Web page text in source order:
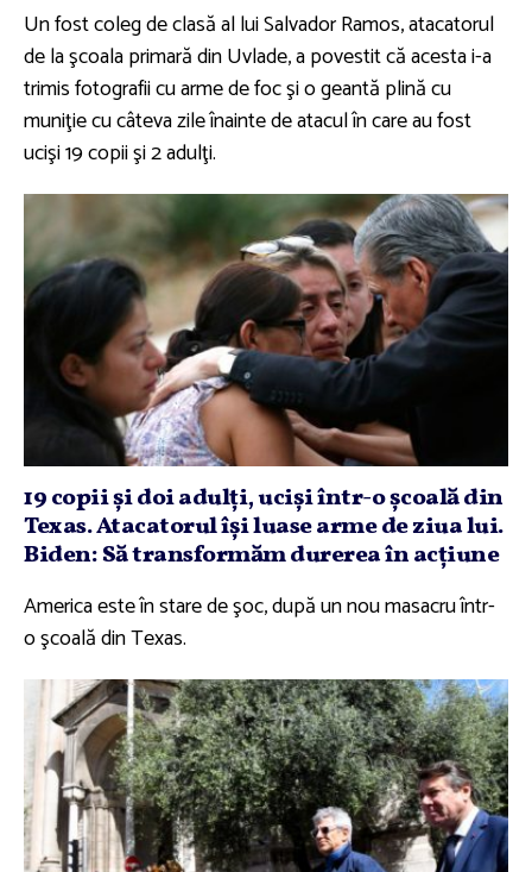
Un fost coleg de clasă al lui Salvador Ramos, atacatorul
de la şcoala primară din Uvlade, a povestit că acesta i-a
trimis fotografii cu arme de foc şi o geantă plină cu
muniţie cu câteva zile înainte de atacul în care au fost
ucişi 19 copii şi 2 adulţi.
19 copii şi doi adulţi, ucişi într-o şcoală din
Texas. Atacatorul îşi luase arme de ziua lui.
Biden: Să transformăm durerea în acţiune
America este în stare de şoc, după un nou masacru într-
o şcoală din Texas.